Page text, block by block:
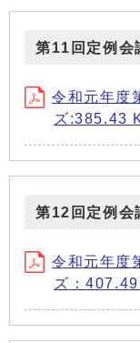
第11回定例会
令和元年度
ズ:385.43
第12回定例会
令和元年度
ズ：